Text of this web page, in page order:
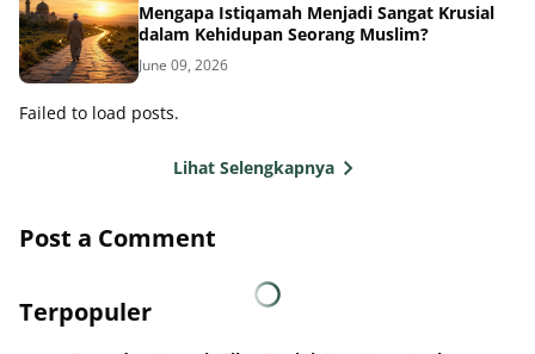
Mengapa Istiqamah Menjadi Sangat Krusial
dalam Kehidupan Seorang Muslim?
June 09, 2026
Failed to load posts.
Lihat Selengkapnya
Post a Comment
Terpopuler